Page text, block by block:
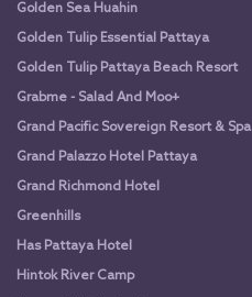
Golden Sea Huahin
Golden Tulip Essential Pattaya
Golden Tulip Pattaya Beach Resort
Grabme - Salad And Moo+
Grand Pacific Sovereign Resort & Spa
Grand Palazzo Hotel Pattaya
Grand Richmond Hotel
Greenhills
Has Pattaya Hotel
Hintok River Camp